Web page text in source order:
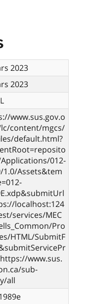
2023
2023
www.sus.gov.o
content/mgcs/
default.html?
012-
1.0/Assets&tem
localhost:124
services/MEC
Pro
HTML/SubmitF
www.sus.
sub-
all